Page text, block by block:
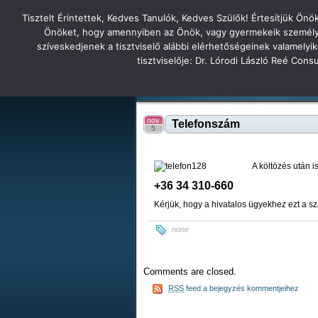
Főoldal Hírek Tudás Állandóság
Telefonszám
nov
5
A költözés után
+36 34 310-660
Kérjük, hogy a hivatalos ügyekhez ezt a
none
Comments are closed.
RSS feed a bejegyzés kommentjeihez
Tatabányai Árpád Gimnázium 2
Tisztelt Érintettek, Kedves Tanulók, Kedves Szülők! Értesítjük
Önöket, hogy amennyiben az Önök, vagy gyermekeik
szíveskedjenek a tisztviselő alábbi elérhetőségeinek
tisztviselője: Dr. Lórodi László Reé